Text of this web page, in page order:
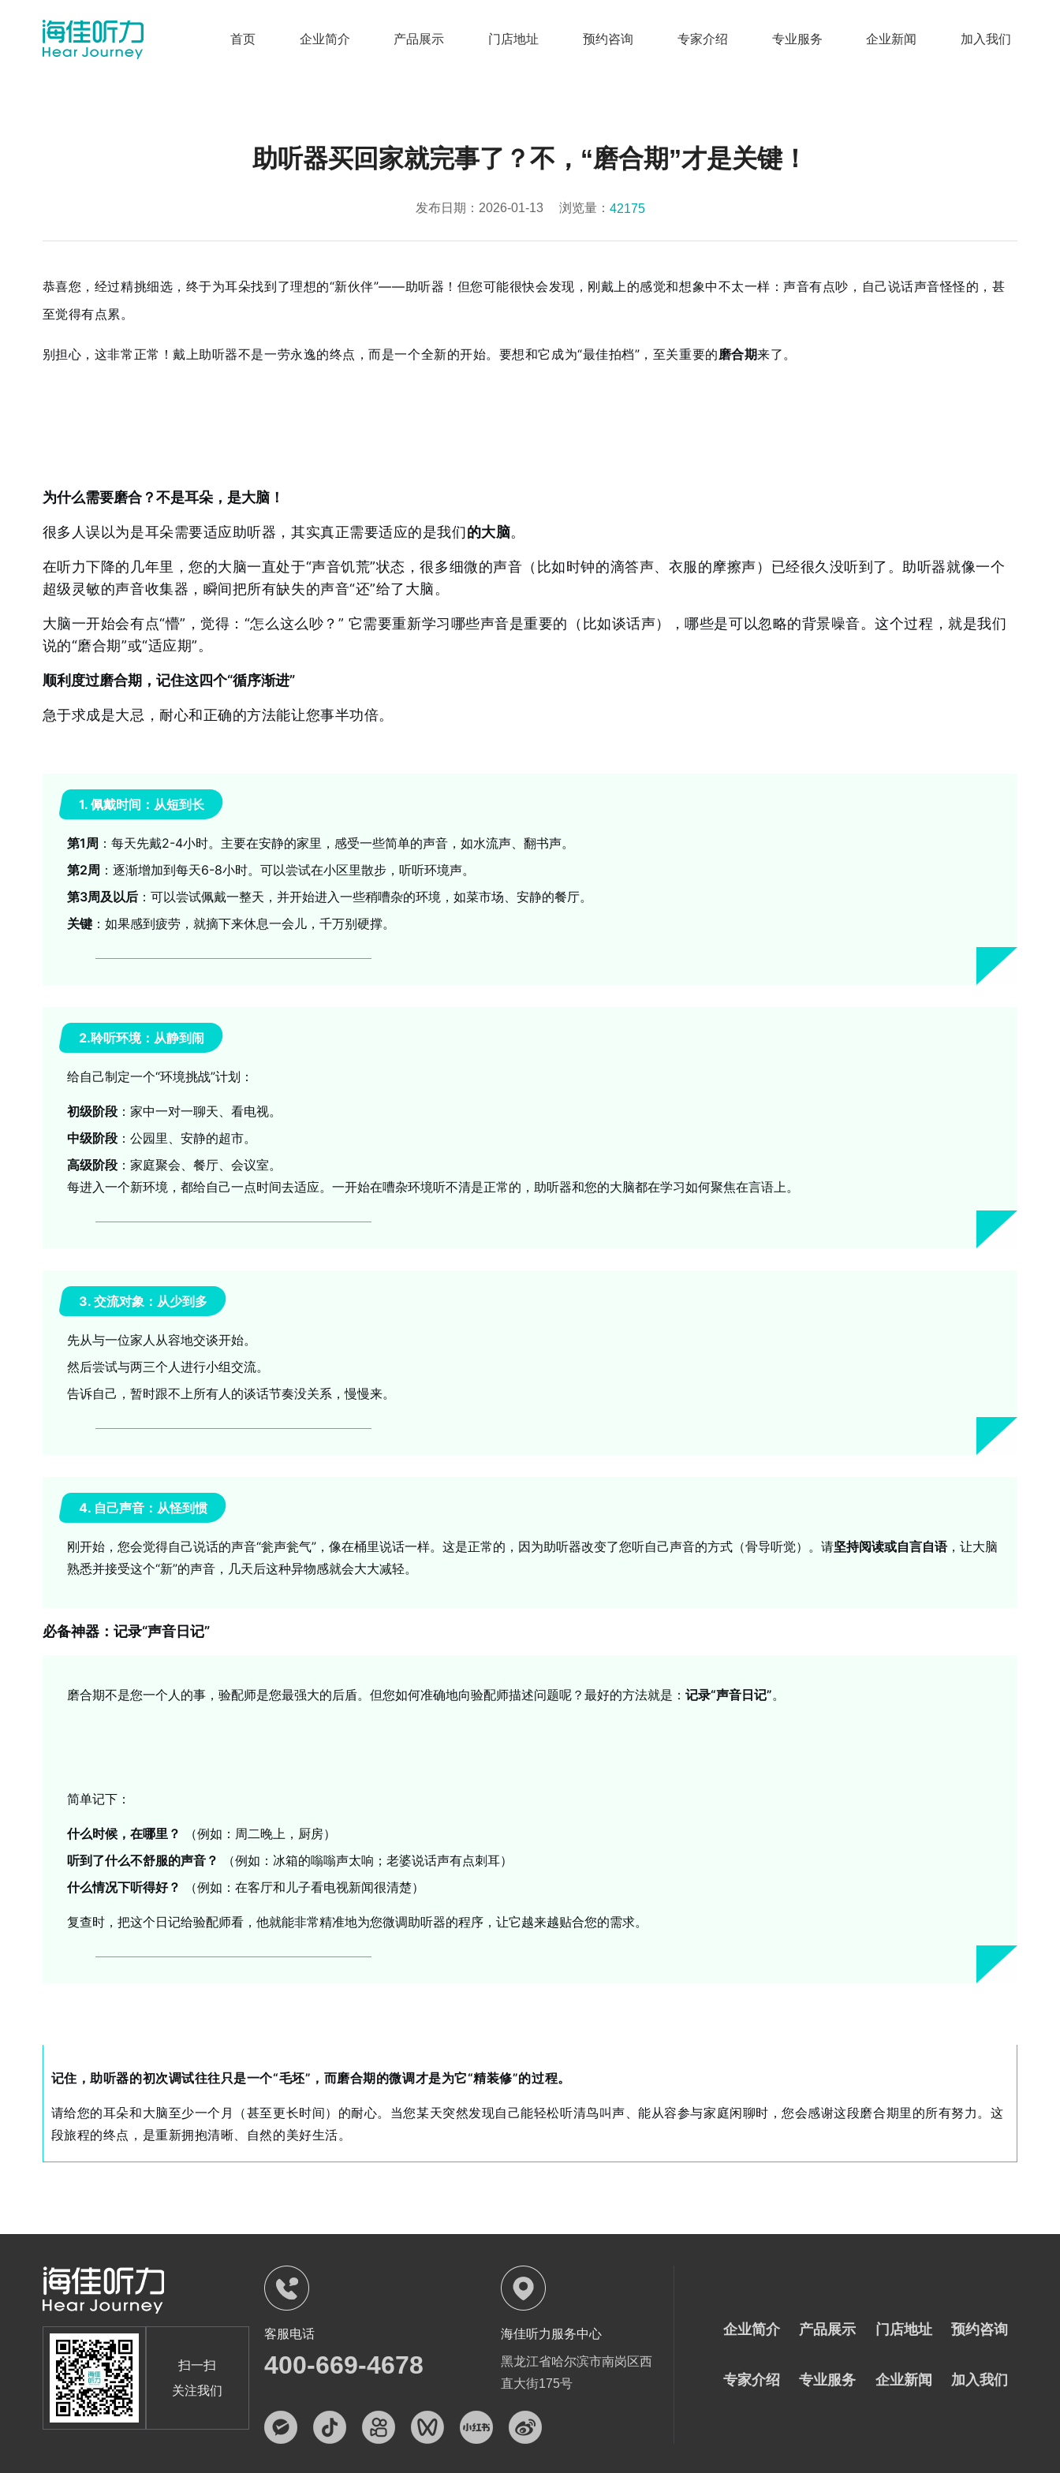
首页 企业简介 产品展示 门店地址 预约咨询 专家介绍 专业服务 企业新闻 加入我们
助听器买回家就完事了？不，“磨合期”才是关键！
发布日期：2026-01-13 浏览量： 42175
恭喜您，经过精挑细选，终于为耳朵找到了理想的“新伙伴”——助听器！但您可能很快会发现，刚戴上的感觉和想象中不太一样：声音有点吵，自己说话声音怪怪的，甚
至觉得有点累。
别担心，这非常正常！戴上助听器不是一劳永逸的终点，而是一个全新的开始。要想和它成为“最佳拍档”，至关重要的磨合期来了。
为什么需要磨合？不是耳朵，是大脑！
很多人误以为是耳朵需要适应助听器，其实真正需要适应的是我们的大脑。
在听力下降的几年里，您的大脑一直处于“声音饥荒”状态，很多细微的声音（比如时钟的滴答声、衣服的摩擦声）已经很久没听到了。助听器就像一个
超级灵敏的声音收集器，瞬间把所有缺失的声音“还”给了大脑。
大脑一开始会有点“懵”，觉得：“怎么这么吵？” 它需要重新学习哪些声音是重要的（比如谈话声），哪些是可以忽略的背景噪音。这个过程，就是我们
说的“磨合期”或“适应期”。
顺利度过磨合期，记住这四个“循序渐进”
急于求成是大忌，耐心和正确的方法能让您事半功倍。
1. 佩戴时间：从短到长
第1周 ：每天先戴2-4小时。主要在安静的家里，感受一些简单的声音，如水流声、翻书声。
第2周 ：逐渐增加到每天6-8小时。可以尝试在小区里散步，听听环境声。
第3周及以后：可以尝试佩戴一整天，并开始进入一些稍嘈杂的环境，如菜市场、安静的餐厅。
关键：如果感到疲劳，就摘下来休息一会儿，千万别硬撑。
2.聆听环境：从静到闹
给自己制定一个“环境挑战”计划：
初级阶段：家中一对一聊天、看电视。
中级阶段：公园里、安静的超市。
高级阶段：家庭聚会、餐厅、会议室。
每进入一个新环境，都给自己一点时间去适应。一开始在嘈杂环境听不清是正常的，助听器和您的大脑都在学习如何聚焦在言语上。
3. 交流对象：从少到多
先从与一位家人从容地交谈开始。
然后尝试与两三个人进行小组交流。
告诉自己，暂时跟不上所有人的谈话节奏没关系，慢慢来。
4. 自己声音：从怪到惯
刚开始，您会觉得自己说话的声音“瓮声瓮气”，像在桶里说话一样。这是正常的，因为助听器改变了您听自己声音的方式（骨导听觉）。请坚持阅读或自言自语，让大脑
熟悉并接受这个“新”的声音，几天后这种异物感就会大大减轻。
必备神器：记录“声音日记”
磨合期不是您一个人的事，验配师是您最强大的后盾。但您如何准确地向验配师描述问题呢？最好的方法就是： 记录“声音日记”。
简单记下：
什么时候，在哪里？
（例如：周二晚上，厨房）
听到了什么不舒服的声音？
（例如：冰箱的嗡嗡声太响；老婆说话声有点刺耳）
什么情况下听得好？
（例如：在客厅和儿子看电视新闻很清楚）
复查时，把这个日记给验配师看，他就能非常精准地为您微调助听器的程序，让它越来越贴合您的需求。
记住，助听器的初次调试往往只是一个“毛坯”，而磨合期的微调才是为它“精装修”的过程。
请给您的耳朵和大脑至少一个月（甚至更长时间）的耐心。当您某天突然发现自己能轻松听清鸟叫声、能从容参与家庭闲聊时，您会感谢这段磨合期里的所有努力。这
段旅程的终点，是重新拥抱清晰、自然的美好生活。
扫一扫
关注我们
客服电话
400-669-4678
海佳听力服务中心
黑龙江省哈尔滨市南岗区西
直大街175号
企业简介 产品展示 门店地址 预约咨询
专家介绍 专业服务 企业新闻 加入我们